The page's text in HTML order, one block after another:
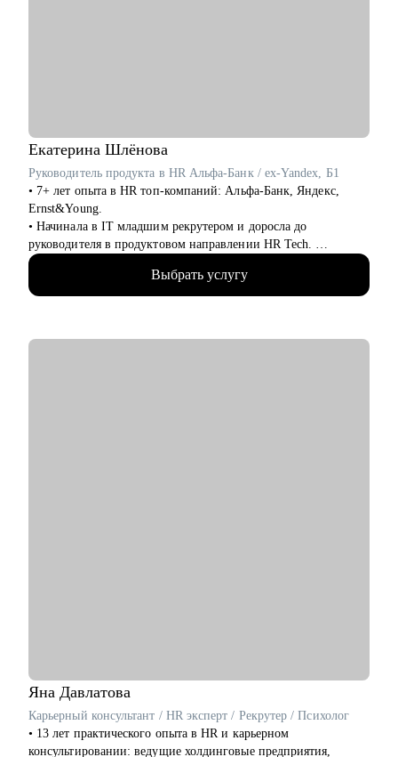
Екатерина Шлёнова
Руководитель продукта в HR Альфа-Банк / ex-Yandex, Б1
• 7+ лет опыта в HR топ-компаний: Альфа-Банк, Яндекс,
Ernst&Young.
• Начинала в IT младшим рекрутером и доросла до
руководителя в продуктовом направлении HR Tech.
• Создала ряд цифровых продуктов для сотрудников Яндекса.
• Провела 1000+ собеседований, как соискатель прошла 100+.
• Закончила бакалавриат МГУ, магистратуру ВШЭ, сейчас
Выбрать услугу
Яна Давлатова
Карьерный консультант / HR эксперт / Рекрутер / Психолог
• 13 лет практического опыта в HR и карьерном
консультировании: ведущие холдинговые предприятия,